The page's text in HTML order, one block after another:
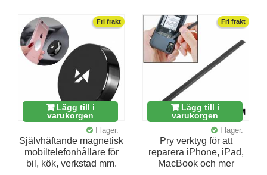
Fri frakt
Lägg till i
varukorgen
I lager.
Självhäftande magnetisk
mobiltelefonhållare för
bil, kök, verkstad mm.
Fri frakt
Lägg till i
varukorgen
I lager.
Pry verktyg för att
reparera iPhone, iPad,
MacBook och mer